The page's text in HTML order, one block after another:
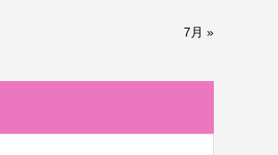
7月 »